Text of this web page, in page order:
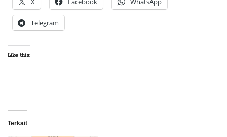
Telegram
Like this:
Terkait